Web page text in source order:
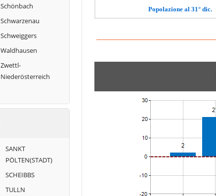
Schönbach
Schwarzenau
Schweiggers
Waldhausen
Zwettl-
Niederösterreich
SANKT
PÖLTEN(STADT)
SCHEIBBS
TULLN
Popolazione al 31° dic.